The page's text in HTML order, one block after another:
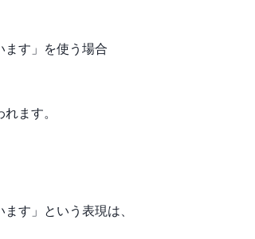
ます」を使う場合
ます。
す」という表現は、